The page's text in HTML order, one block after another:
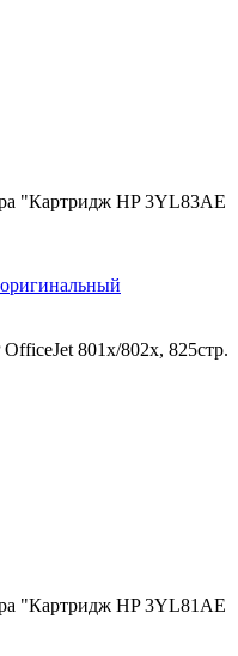
"Картридж HP 3YL83AE
801x/802x, 825стр.
"Картридж HP 3YL81AE